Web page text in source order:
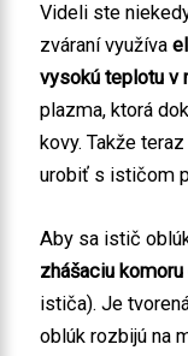
Videli ste
zváraní využíva
vysokú teplotu v
plazma, ktorá
kovy. Takže
urobiť s ističom
Aby sa istič
zhášaciu komoru
ističa). Je
oblúk rozbijú na